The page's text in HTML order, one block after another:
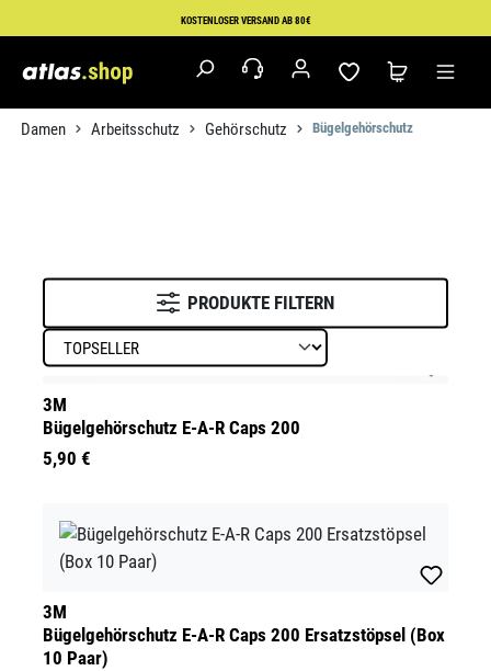
Zum Hauptinhalt springenKOSTENLOSER VERSAND AB 80€
Damen Arbeitsschutz Gehörschutz Bügelgehörschutz
PRODUKTE FILTERN
3M
Bügelgehörschutz E-A-R Caps 200
5,90 €
3M
Bügelgehörschutz E-A-R Caps 200 Ersatzstöpsel (Box
10 Paar)